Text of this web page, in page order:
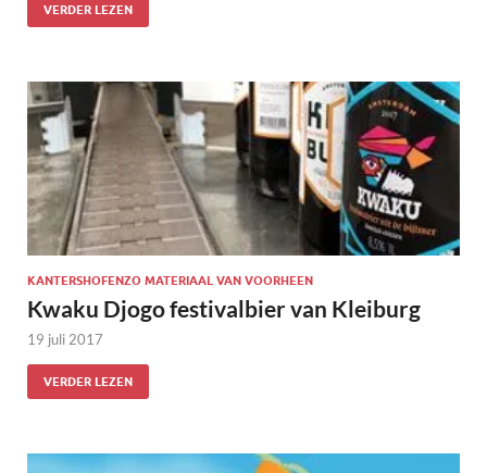
VERDER LEZEN
KANTERSHOFENZO MATERIAAL VAN VOORHEEN
Kwaku Djogo festivalbier van Kleiburg
19 juli 2017
VERDER LEZEN